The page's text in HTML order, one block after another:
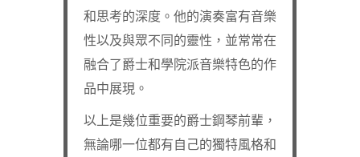
和思考的深度。他的演奏富有音樂
性以及與眾不同的靈性，並常常在
融合了爵士和學院派音樂特色的作
品中展現。
以上是幾位重要的爵士鋼琴前輩，
無論哪一位都有自己的獨特風格和